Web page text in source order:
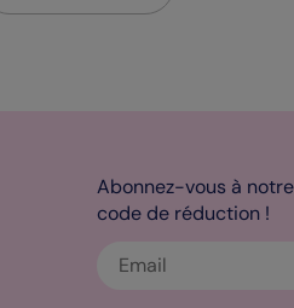
Abonnez-vous à
code de réduction !